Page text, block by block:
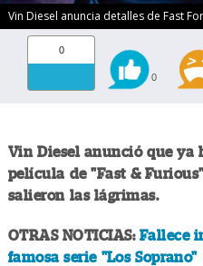
Vin Diesel anuncia detalles de Fast
0
0
Vin Diesel anunció que ya
película de "Fast &
salieron las lágrimas.
OTRAS NOTICIAS: Fallece
famosa serie "Los Soprano"